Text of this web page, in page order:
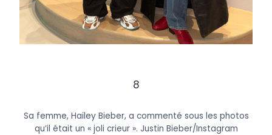
8
Sa femme, Hailey Bieber, a commenté sous les photos
qu’il était un « joli crieur ». Justin Bieber/Instagram